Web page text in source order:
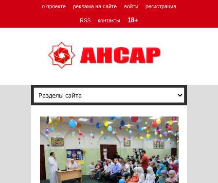
о проекте реклама на сайте войти регистрация
RSS контакты 18+